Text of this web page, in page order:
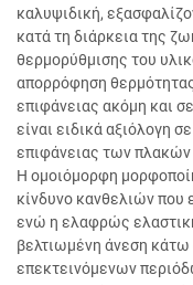
καλυψιδική,
κατά τη διάρκεια της
θερμορύθμισης του
απορρόφηση
επιφάνειας ακόμη και
είναι ειδικά αξιόλογη
επιφάνειας των πλακών
Η ομοιόμορφη
κίνδυνο κανθελιών που
ενώ η ελαφρώς
βελτιωμένη άνεση κάτω
επεκτεινόμενων